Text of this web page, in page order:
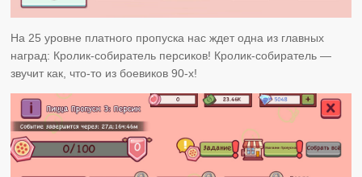
На 25 уровне платного пропуска нас ждет одна из главных
наград: Кролик-собиратель персиков! Кролик-собиратель —
звучит как, что-то из боевиков 90-х!